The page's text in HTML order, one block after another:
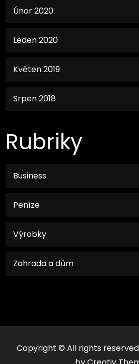
Únor 2020
Leden 2020
Květen 2019
Srpen 2018
Rubriky
Business
Peníze
Výrobky
Zahrada a dům
Copyright © All rights